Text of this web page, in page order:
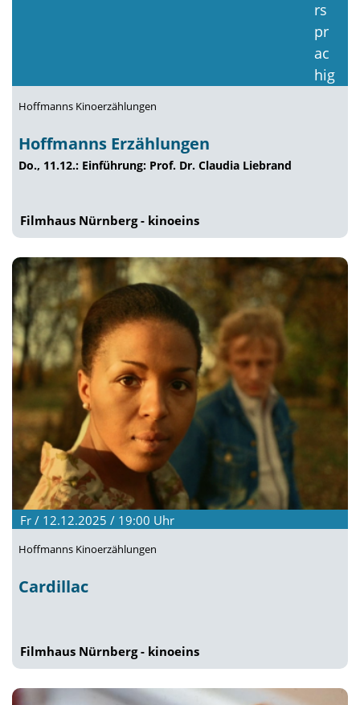
Hoffmanns Kinoerzählungen
Hoffmanns Erzählungen
Do., 11.12.: Einführung: Prof. Dr. Claudia Liebrand
Filmhaus Nürnberg - kinoeins
Fr / 12.12.2025 / 19:00 Uhr
Hoffmanns Kinoerzählungen
Cardillac
Filmhaus Nürnberg - kinoeins